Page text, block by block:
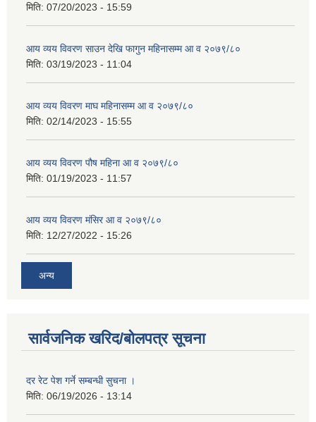
मिति: 07/20/2023 - 15:59
आय व्यय विवरण साउन देखि फागुन महिनासम्म आ व २०७९/८०
मिति: 03/19/2023 - 11:04
आय व्यय विवरण माघ महिनासम्म आ व २०७९/८०
मिति: 02/14/2023 - 15:55
आय व्यय विवरण पौष महिना आ व २०७९/८०
मिति: 01/19/2023 - 11:57
आय व्यय विवरण मंसिर आ व २०७९/८०
मिति: 12/27/2022 - 15:26
अन्य
सार्वजनिक खरिद/बोलपत्र सूचना
दर रेट पेश गर्ने सम्बन्धी सुचना ।
मिति: 06/19/2026 - 13:14